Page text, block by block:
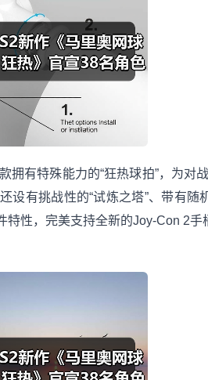
有特殊能力的“狂热球拍”，为对
有挑战性的“试炼之塔”、带有随
性，完美支持全新的Joy-Con 2手